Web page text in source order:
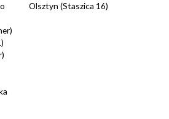
Olsztyn (Staszica 16)